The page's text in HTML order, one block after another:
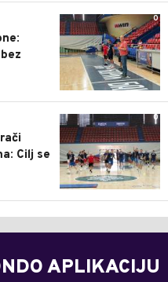
0
0
Cilj se
APLIKACIJU